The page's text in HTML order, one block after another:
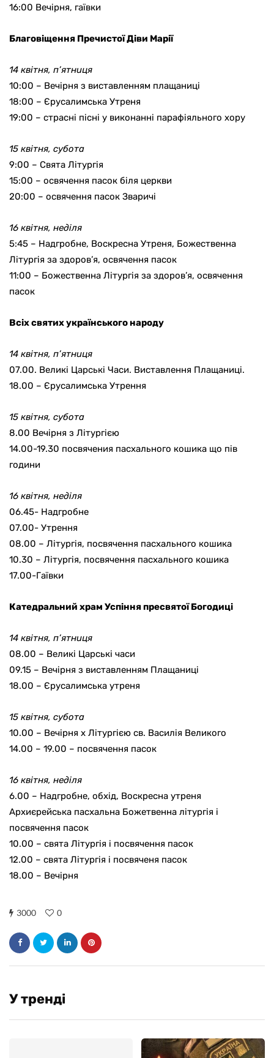
16:00 Вечірня, гаївки
Благовіщення Пречистої Діви Марії
14 квітня, п’ятниця
10:00 – Вечірня з виставленням плащаниці
18:00 – Єрусалимська Утреня
19:00 – страсні пісні у виконанні парафіяльного хору
15 квітня, субота
9:00 – Свята Літургія
15:00 – освячення пасок біля церкви
20:00 – освячення пасок Зваричі
16 квітня, неділя
5:45 – Надгробне, Воскресна Утреня, Божественна
Літургія за здоров’я, освячення пасок
11:00 – Божественна Літургія за здоров’я, освячення
пасок
Всіх святих українського народу
14 квітня, п’ятниця
07.00. Великі Царські Часи. Виставлення Плащаниці.
18.00 – Єрусалимська Утрення
15 квітня, субота
8.00 Вечірня з Літургією
14.00-19.30 посвячения пасхального кошика що пів
години
16 квітня, неділя
06.45- Надгробне
07.00- Утрення
08.00 – Літургія, посвячення пасхального кошика
10.30 – Літургія, посвячення пасхального кошика
17.00-Гаївки
Катедральний храм Успіння пресвятої Богодиці
14 квітня, п’ятниця
08.00 – Великі Царські часи
09.15 – Вечірня з виставленням Плащаниці
18.00 – Єрусалимська утреня
15 квітня, субота
10.00 – Вечірня х Літургією св. Василія Великого
14.00 – 19.00 – посвячення пасок
16 квітня, неділя
6.00 – Надгробне, обхід, Воскресна утреня
Архиєрейська пасхальна Божетвенна літургія і
посвячення пасок
10.00 – свята Літургія і посвячення пасок
12.00 – свята Літургія і посвяченя пасок
18.00 – Вечірня
3000 0
У трендi